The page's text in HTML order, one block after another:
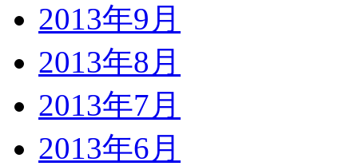
2013年9月
2013年8月
2013年7月
2013年6月